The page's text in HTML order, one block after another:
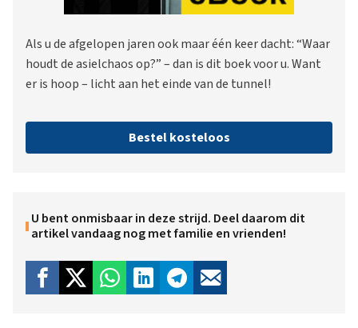
Als u de afgelopen jaren ook maar één keer dacht: “Waar
houdt de asielchaos op?” – dan is dit boek voor u. Want
er is hoop – licht aan het einde van de tunnel!
Bestel kosteloos
U bent onmisbaar in deze strijd. Deel daarom dit
artikel vandaag nog met familie en vrienden!